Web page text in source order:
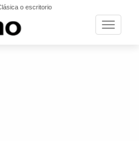
o escritorio
Toggle